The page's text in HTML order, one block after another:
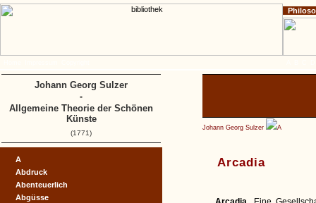
Johann Georg Sulzer A
Arcadia
A
Abdruck
Abenteuerlich
Abgüsse
Johann Georg Sulzer
-
Allgemeine Theorie der Schönen
Künste
(1771)